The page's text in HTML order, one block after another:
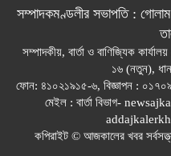
সম্পাদকমণ্ডলীর সভাপতি :
সম্পাদকীয়, বার্তা ও বাণিজ্যিক
১৬ (নতুন),
ফোন: ৪১০২১৯১৫-৬, বিজ্ঞাপন :
মেইল : বার্তা বিভাগ-
কপিরাইট © আজকালের খবর